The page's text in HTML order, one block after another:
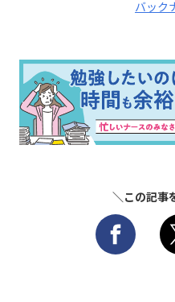
バック
＼この記事